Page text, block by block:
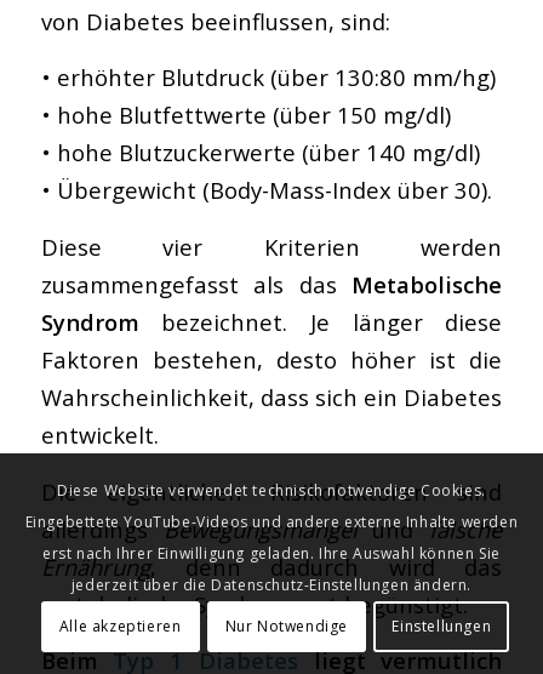
von Diabetes beeinflussen, sind:
• erhöhter Blutdruck (über 130:80 mm/hg)
• hohe Blutfettwerte (über 150 mg/dl)
• hohe Blutzuckerwerte (über 140 mg/dl)
• Übergewicht (Body-Mass-Index über 30).
Diese vier Kriterien werden
zusammengefasst als das Metabolische
Syndrom bezeichnet. Je länger diese
Faktoren bestehen, desto höher ist die
Wahrscheinlichkeit, dass sich ein Diabetes
entwickelt.
Die eigentlichen Risikofaktoren sind
allerdings Bewegungsmangelundfalsche
Ernährung, denn dadurch wird das
metabolische Syndrom erst begünstigt.
BeimTyp 1 Diabetesliegt vermutlich
Diese Website verwendet technisch notwendige Cookies.
Eingebettete YouTube-Videos und andere externe Inhalte werden
erst nach Ihrer Einwilligung geladen. Ihre Auswahl können Sie
jederzeit über die Datenschutz-Einstellungen ändern.
Alle akzeptieren Nur Notwendige Einstellungen